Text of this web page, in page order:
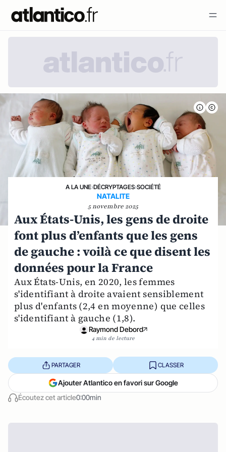
A LA UNE›DÉCRYPTAGES›SOCIÉTÉ
NATALITE
5 novembre 2025
Aux États-Unis, les gens de droite
font plus d’enfants que les gens
de gauche : voilà ce que disent les
données pour la France
Aux États-Unis, en 2020, les femmes
s'identifiant à droite avaient sensiblement
plus d'enfants (2,4 en moyenne) que celles
s'identifiant à gauche (1,8).
Raymond Debord
4 min de lecture
Écoutez cet article0:00min
PARTAGER CLASSER
Ajouter Atlantico en favori sur Google